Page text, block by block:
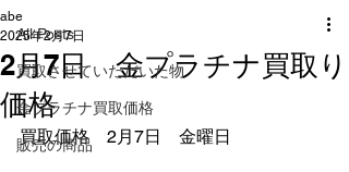
All Posts
買取させていただいた物
金プラチナ買取価格
販売の商品
2月7日 金プラチナ買取り
価格
abe
2025年2月7日
買取価格　2月7日　金曜日